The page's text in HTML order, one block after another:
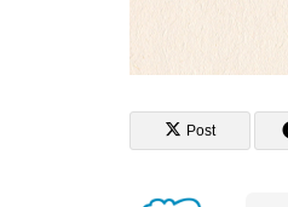
Post